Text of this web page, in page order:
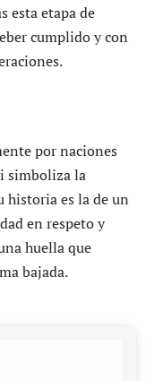
esta etapa de
cumplido y con
por naciones
simboliza la
historia es la de un
en respeto y
huella que
bajada.